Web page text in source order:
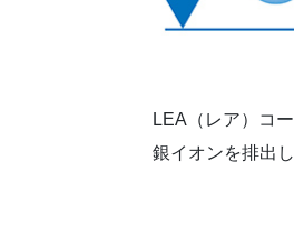
LEA（レア）コ
銀イオンを排出し